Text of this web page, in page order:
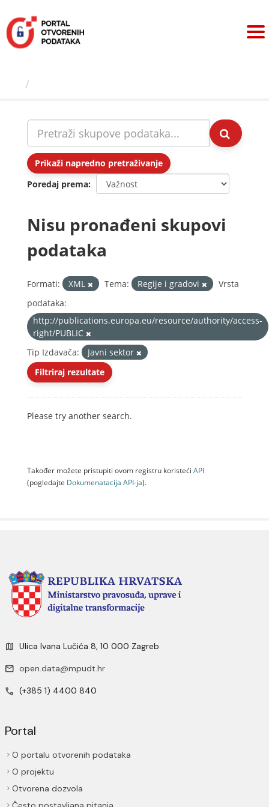
sadržaj
Prikaži napredno pretraživanje
Poredaj prema
Nisu pronađeni skupovi
podataka
Formati: XML Tema: Regije i gradovi
Vrsta
podataka:
http://publications.europa.eu/resource/authority/access-
right/PUBLIC
Tip Izdavača:
Javni sektor
Filtriraj rezultate
Please try another search.
Također možete pristupiti ovom registru koristeći API
(pogledajte Dokumenаtаcijа API-jа).